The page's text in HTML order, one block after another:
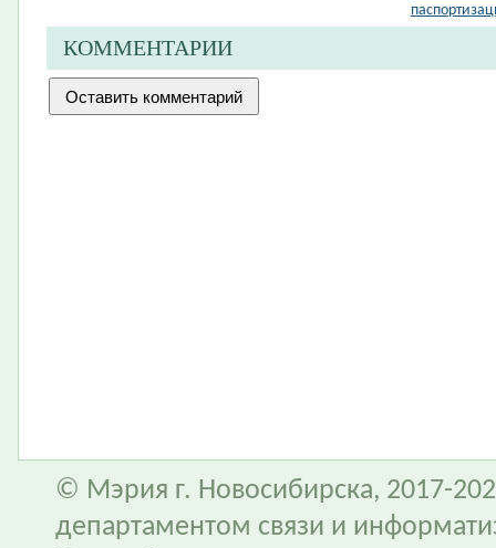
КОММЕНТАРИИ
© Мэрия г. Новосибирска, 2017-
департаментом связи и